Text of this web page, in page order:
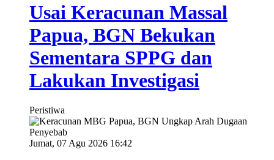
Usai Keracunan Massal
Papua, BGN Bekukan
Sementara SPPG dan
Lakukan Investigasi
Peristiwa
Jumat, 07 Agu 2026 16:42